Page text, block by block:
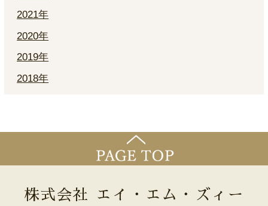
2021年
2020年
2019年
2018年
株式会社 エイ・エム・ズィー